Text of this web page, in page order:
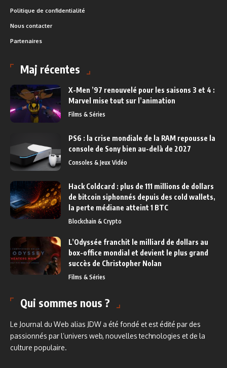
Politique de confidentialité
Nous contacter
Partenaires
Maj récentes
X-Men ’97 renouvelé pour les saisons 3 et 4 :
Marvel mise tout sur l’animation
Films & Séries
PS6 : la crise mondiale de la RAM repousse la
console de Sony bien au-delà de 2027
Consoles & Jeux Vidéo
Hack Coldcard : plus de 111 millions de dollars
de bitcoin siphonnés depuis des cold wallets,
la perte médiane atteint 1 BTC
Blockchain & Crypto
L’Odyssée franchit le milliard de dollars au
box-office mondial et devient le plus grand
succès de Christopher Nolan
Films & Séries
Qui sommes nous ?
Le Journal du Web alias JDW a été fondé et est édité par des
passionnés par l’univers web, nouvelles technologies et de la
culture populaire.